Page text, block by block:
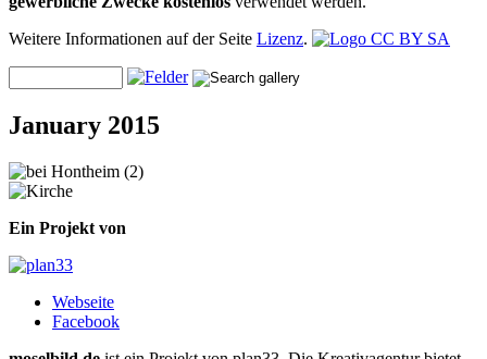
Weitere Informationen auf der Seite Lizenz.
January 2015
Ein Projekt von
Webseite
Facebook